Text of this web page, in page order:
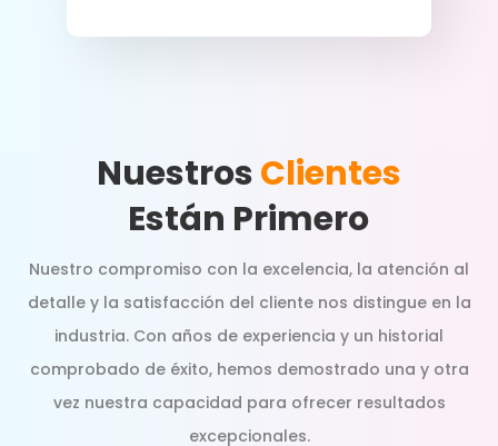
NuestrosClientes
Están Primero
Nuestro compromiso con la excelencia, la atención al
detalle y la satisfacción del cliente nos distingue en la
industria. Con años de experiencia y un historial
comprobado de éxito, hemos demostrado una y otra
vez nuestra capacidad para ofrecer resultados
excepcionales.